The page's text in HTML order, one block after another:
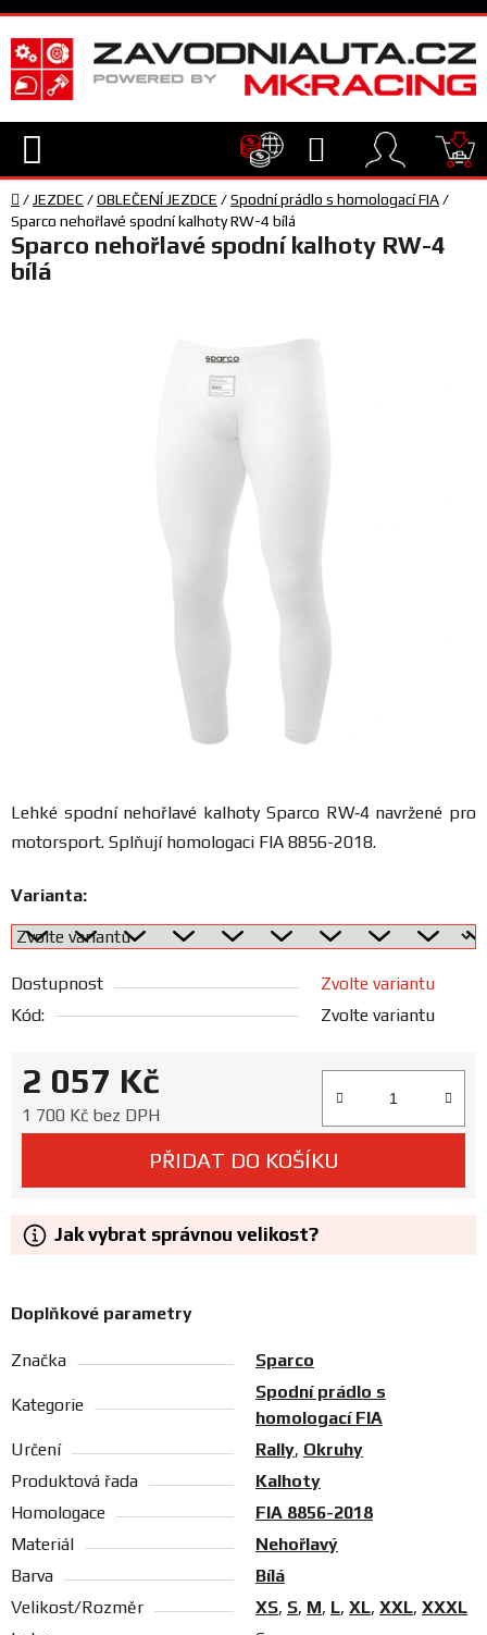
Přejít
na
obsah
Hledat
TECHNIKA
VYBAVENÍ
Blog
Ceníky
a
katalogy
Prodejny
Domů
/ JEZDEC /OBLEČENÍ JEZDCE /Spodní prádlo s homologací FIA/
Sparco nehořlavé spodní kalhoty RW-4 bílá
Lehké spodní nehořlavé kalhoty Sparco RW‑4 navržené pro
motorsport. Splňují homologaci FIA 8856-2018.
Varianta:
Dostupnost
Zvolte variantu
Kód:
Zvolte variantu
2 057 Kč
1 700 Kč bez DPH
PŘIDAT DO KOŠÍKU
Jak vybrat správnou velikost?
Doplňkové parametry
Značka Sparco
Kategorie
Spodní prádlo s
homologací FIA
Určení
Rally, Okruhy
Produktová řada
Kalhoty
Homologace
FIA 8856-2018
Materiál
Nehořlavý
Barva
Bílá
Velikost/Rozměr
XS, S, M, L, XL, XXL, XXXL
Sparco nehořlavé spodní kalhoty RW-4
bílá